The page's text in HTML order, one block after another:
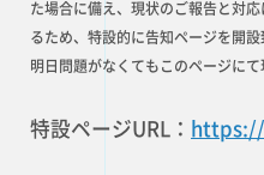
た場合に備え、現状のご報告と対
るため、特設的に告知ページを開設
明日問題がなくてもこのページに
特設ページURL：